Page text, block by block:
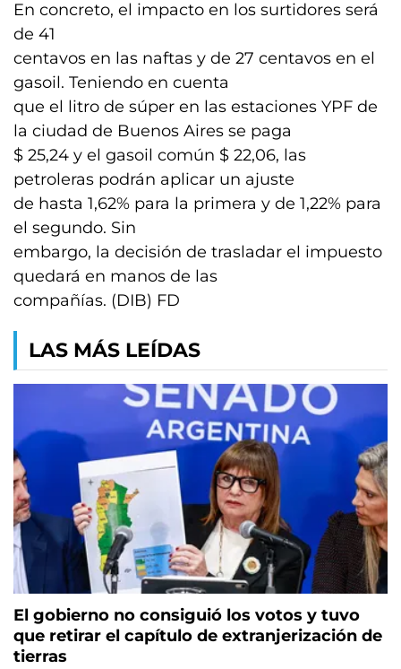
En concreto, el impacto en los surtidores será
de 41
centavos en las naftas y de 27 centavos en el
gasoil. Teniendo en cuenta
que el litro de súper en las estaciones YPF de
la ciudad de Buenos Aires se paga
$ 25,24 y el gasoil común $ 22,06, las
petroleras podrán aplicar un ajuste
de hasta 1,62% para la primera y de 1,22% para
el segundo. Sin
embargo, la decisión de trasladar el impuesto
quedará en manos de las
compañías. (DIB) FD
LAS MÁS LEÍDAS
El gobierno no consiguió los votos y tuvo
que retirar el capítulo de extranjerización de
tierras